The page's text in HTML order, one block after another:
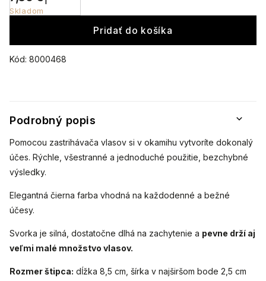
Kód: 8000468
Skladom
Pridať do košíka
Podrobný popis
Pomocou zastrihávača vlasov si v okamihu vytvoríte dokonalý
účes. Rýchle, všestranné a jednoduché použitie, bezchybné
výsledky.
Elegantná čierna farba vhodná na každodenné a bežné
účesy.
Svorka je silná, dostatočne dlhá na zachytenie a pevne drží aj
veľmi malé množstvo vlasov.
Rozmer štipca: dĺžka 8,5 cm, šírka v najširšom bode 2,5 cm